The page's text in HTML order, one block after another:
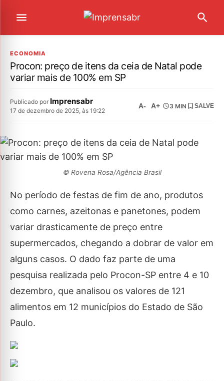
ECONOMIA
Procon: preço de itens da ceia de Natal pode
variar mais de 100% em SP
Publicado por Imprensabr
17 de dezembro de 2025, às 19:22
A- A+ 3 MIN SALVE
© Rovena Rosa/Agência Brasil
No período de festas de fim de ano, produtos
como carnes, azeitonas e panetones, podem
variar drasticamente de preço entre
supermercados, chegando a dobrar de valor em
alguns casos. O dado faz parte de uma
pesquisa realizada pelo Procon-SP entre 4 e 10
dezembro, que analisou os valores de 121
alimentos em 12 municípios do Estado de São
Paulo.